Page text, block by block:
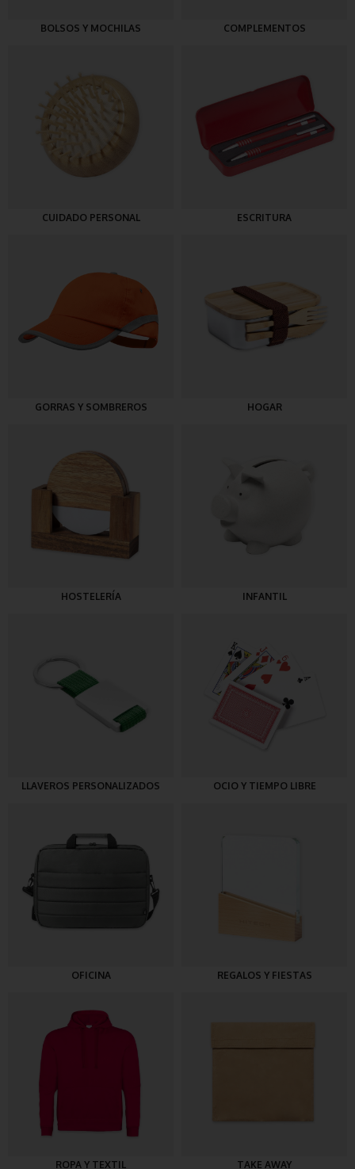
BOLSOS Y MOCHILAS COMPLEMENTOS
CUIDADO PERSONAL ESCRITURA
GORRAS Y SOMBREROS HOGAR
HOSTELERÍA INFANTIL
LLAVEROS PERSONALIZADOS OCIO Y TIEMPO LIBRE
OFICINA REGALOS Y FIESTAS
ROPA Y TEXTIL TAKE AWAY